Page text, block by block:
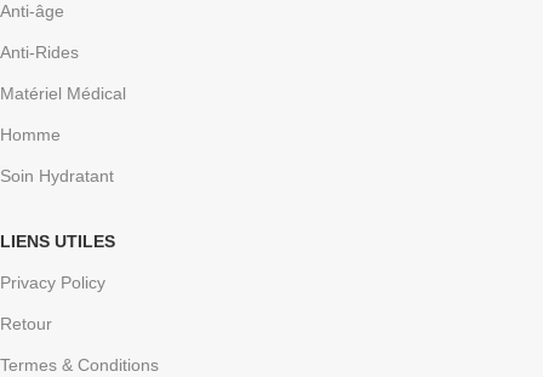
Anti-âge
Anti-Rides
Matériel Médical
Homme
Soin Hydratant
LIENS UTILES
Privacy Policy
Retour
Termes & Conditions